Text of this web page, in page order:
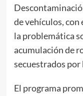
de vehículos,
la problemática
acumulación de
secuestrados por
El programa